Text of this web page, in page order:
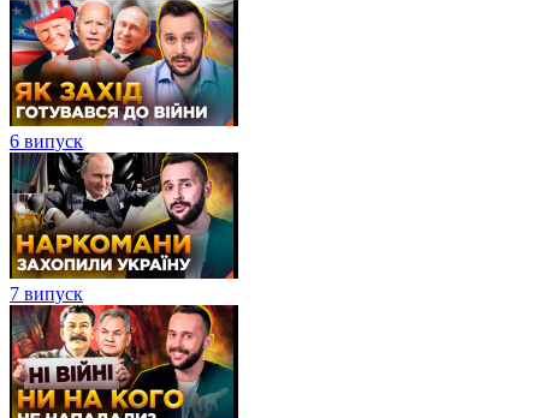
6 випуск
7 випуск